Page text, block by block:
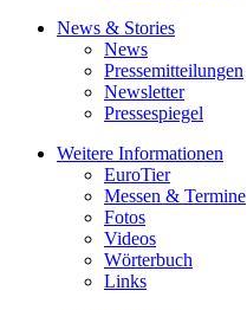
News & Stories
News
Pressemitteilungen
Newsletter
Pressespiegel
Weitere Informationen
EuroTier
Messen & Termine
Fotos
Videos
Wörterbuch
Links